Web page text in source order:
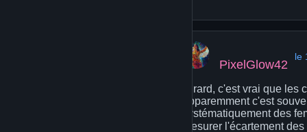
PixelGlow42
le
Girard, c'est vrai que
apparemment c'est
systématiquement des
mesurer l'écartement